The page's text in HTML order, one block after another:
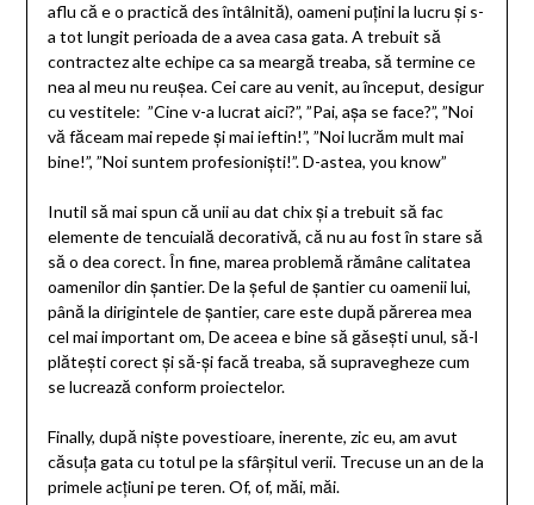
aflu că e o practică des întâlnită), oameni puțini la lucru și s-
a tot lungit perioada de a avea casa gata. A trebuit să
contractez alte echipe ca sa meargă treaba, să termine ce
nea al meu nu reușea. Cei care au venit, au început, desigur
cu vestitele: ”Cine v-a lucrat aici?”, ”Pai, așa se face?”, ”Noi
vă făceam mai repede și mai ieftin!”, ”Noi lucrăm mult mai
bine!”, ”Noi suntem profesioniști!”. D-astea, you know”
Inutil să mai spun că unii au dat chix și a trebuit să fac
elemente de tencuială decorativă, că nu au fost în stare să
să o dea corect. În fine, marea problemă rămâne calitatea
oamenilor din șantier. De la șeful de șantier cu oamenii lui,
până la dirigintele de șantier, care este după părerea mea
cel mai important om, De aceea e bine să găsești unul, să-l
plătești corect și să-și facă treaba, să supravegheze cum
se lucrează conform proiectelor.
Finally, după niște povestioare, inerente, zic eu, am avut
căsuța gata cu totul pe la sfârșitul verii. Trecuse un an de la
primele acțiuni pe teren. Of, of, măi, măi.